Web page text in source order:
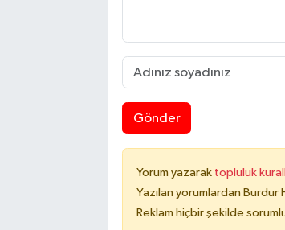
Gönder
Yorum yazarak topluluk
Yazılan yorumlardan
Reklam hiçbir şekilde